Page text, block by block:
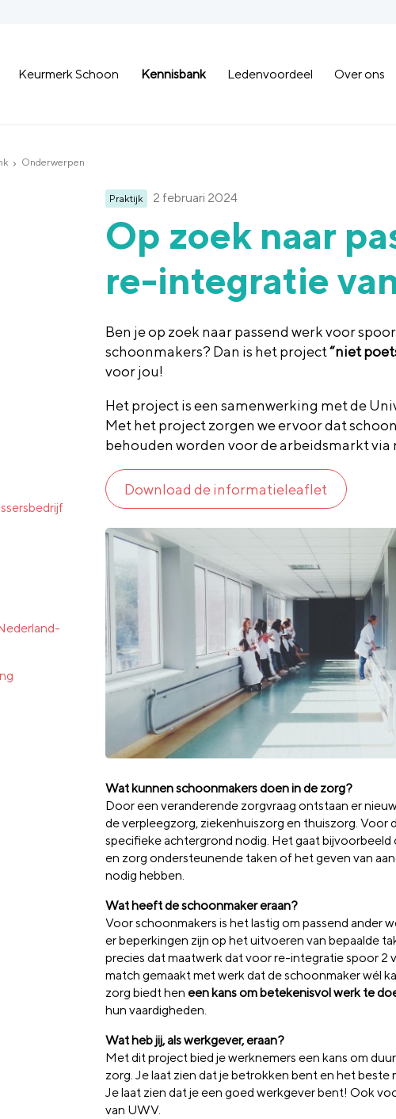
Keurmerk Schoon Kennisbank Ledenvoordeel Over ons
Onderwerpen
Praktijk 2 februari 2024
Op zoek naar
re-integratie
Ben je op zoek naar passend werk voor
schoonmakers? Dan is het project“niet
voor jou!
Het project is een samenwerking met de
Met het project zorgen we ervoor dat
behouden worden voor de arbeidsmarkt
Download de informatieleaflet
Wat kunnen schoonmakers doen in de zorg?
Door een veranderende zorgvraag ontstaan er
de verpleegzorg, ziekenhuiszorg en thuiszorg. Voor
specifieke achtergrond nodig. Het gaatbijvoorbeeld
en zorg ondersteunende taken of hetgeven van
nodig hebben.
Wat heeftde schoonmakereraan?
Voor schoonmakers is hetlastig om passend ander
erbeperkingen zijn op hetuitvoeren van bepaalde
precies dat maatwerk dat voor re-integratie spoor 2
match gemaakt met werk dat deschoonmaker wél
zorg biedt hen een kans om betekenisvol werk te
hun vaardigheden.
Wat heb jij,als werkgever,eraan?
Met dit project bied jewerknemers een kans om
zorg. Je laat zien dat jebetrokken bent en hetbeste
Je laat zien datje een goed werkgeverbent! Ook
van UWV.